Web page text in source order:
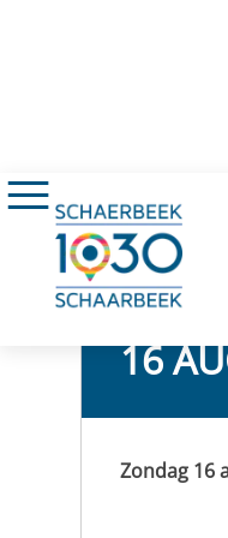
16
Zondag 16